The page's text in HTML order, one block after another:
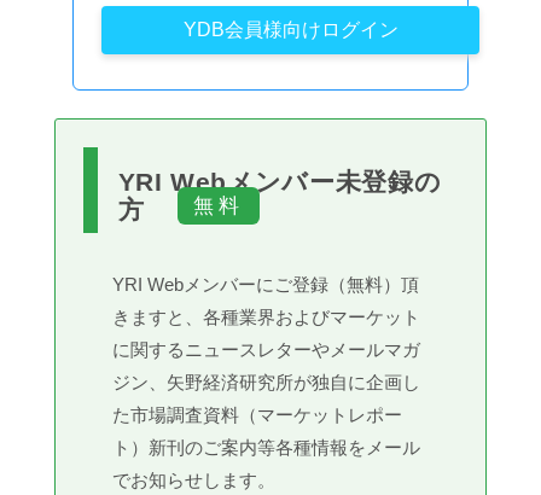
YDB会員様向けログイン
YRI Webメンバー未登録の
方
YRI Webメンバーにご登録（無料）頂
きますと、各種業界およびマーケット
に関するニュースレターやメールマガ
ジン、矢野経済研究所が独自に企画し
た市場調査資料（マーケットレポー
ト）新刊のご案内等各種情報をメール
でお知らせします。